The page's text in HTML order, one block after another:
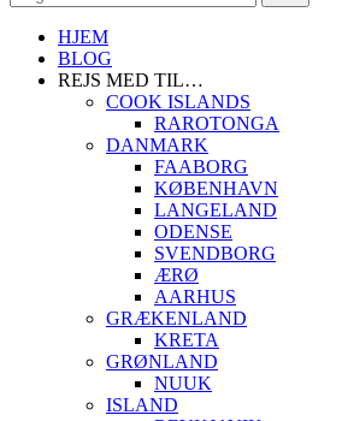
HJEM
BLOG
REJS MED TIL…
COOK ISLANDS
RAROTONGA
DANMARK
FAABORG
KØBENHAVN
LANGELAND
ODENSE
SVENDBORG
ÆRØ
AARHUS
GRÆKENLAND
KRETA
GRØNLAND
NUUK
ISLAND